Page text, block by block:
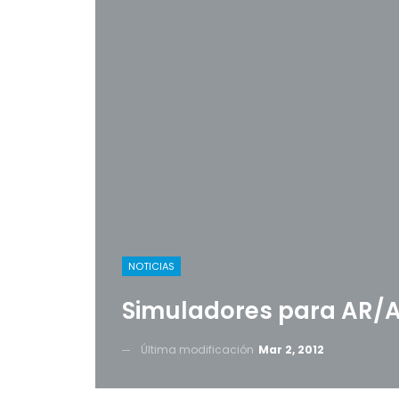
NOTICIAS
Simuladores para AR/
Última modificación Mar 2, 2012